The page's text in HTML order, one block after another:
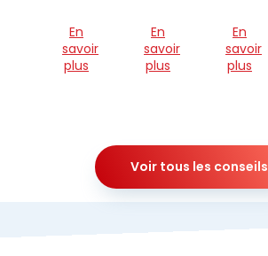
En
savoir
plus
En
savoir
plus
En
savoir
plus
Voir tous les conseils